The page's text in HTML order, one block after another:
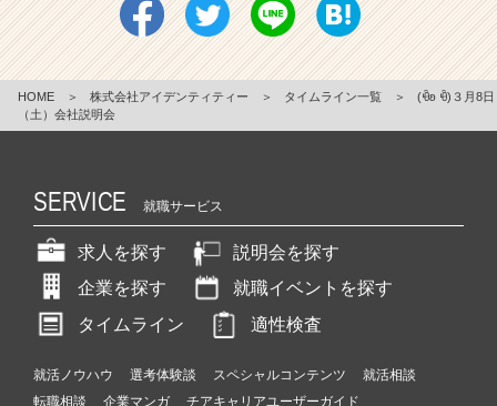
HOME ＞ 株式会社アイデンティティー ＞ タイムライン一覧 ＞
(ꀹʚ ꀹ)３月8日
（土）会社説明会
SERVICE 就職サービス
求人を探す
説明会を探す
企業を探す
就職イベントを探す
タイムライン
適性検査
就活ノウハウ 選考体験談 スペシャルコンテンツ
就活相談
転職相談
企業マンガ チアキャリアユーザーガイド